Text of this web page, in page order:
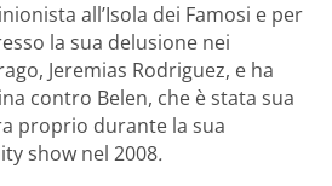
all’Isola dei Famosi e per
la sua delusione nei
Jeremias Rodriguez, e ha
contro Belen, che è stata sua
proprio durante la sua
show nel 2008.